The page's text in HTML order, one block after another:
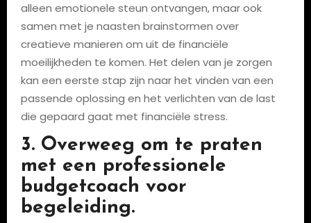
alleen emotionele steun ontvangen, maar ook
samen met je naasten brainstormen over
creatieve manieren om uit de financiële
moeilijkheden te komen. Het delen van je zorgen
kan een eerste stap zijn naar het vinden van een
passende oplossing en het verlichten van de last
die gepaard gaat met financiële stress.
3. Overweeg om te praten
met een professionele
budgetcoach voor
begeleiding.